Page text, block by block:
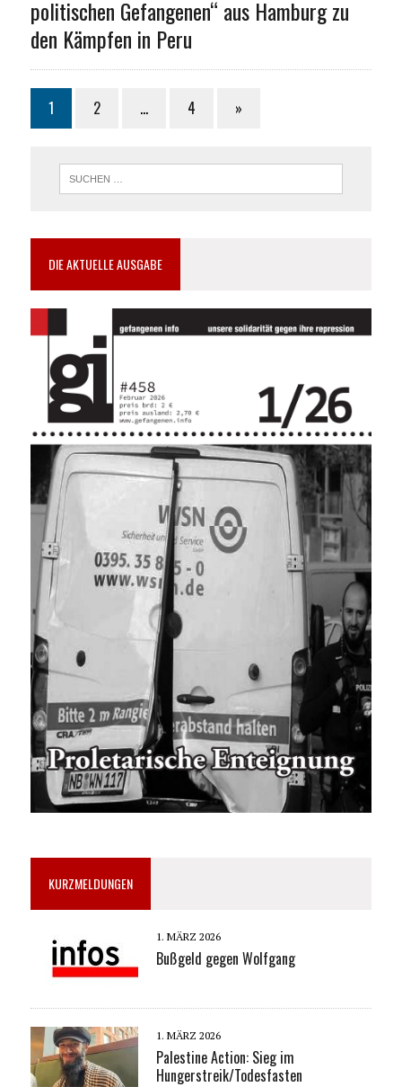
politischen Gefangenen“ aus Hamburg zu
den Kämpfen in Peru
1 2 … 4 »
DIE AKTUELLE AUSGABE
KURZMELDUNGEN
1. MÄRZ 2026
Bußgeld gegen Wolfgang
1. MÄRZ 2026
Palestine Action: Sieg im
Hungerstreik/Todesfasten